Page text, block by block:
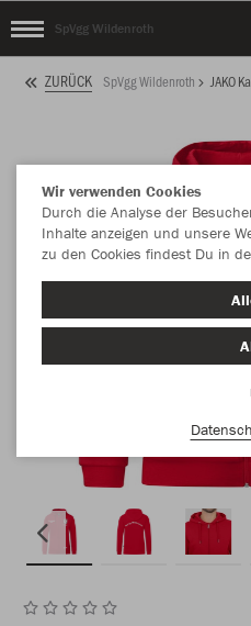
SpVgg Wildenroth
ZURÜCK SpVgg Wildenroth JAKO
Wir verwenden Cookies
Durch die Analyse der
Inhalte anzeigen und unsere
zu den Cookies findest Du in